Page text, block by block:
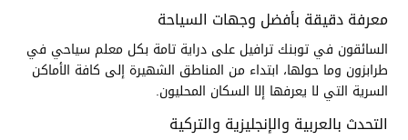
معرفة دقيقة بأفضل وجهات السياحة
السائقون في توبنك ترافيل على دراية تامة بكل معلم سياحي في
طرابزون وما حولها، ابتداء من المناطق الشهيرة إلى كافة الأماكن
السرية التي لا يعرفها إلا السكان المحليون.
التحدث بالعربية والإنجليزية والتركية